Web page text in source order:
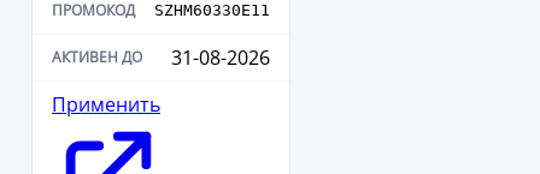
SZHM60330E11
31-08-2026
Применить